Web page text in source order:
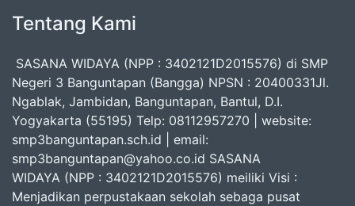
Tentang Kami
SASANA WIDAYA (NPP : 3402121D2015576) di SMP
Negeri 3 Banguntapan (Bangga) NPSN : 20400331Jl.
Ngablak, Jambidan, Banguntapan, Bantul, D.I.
Yogyakarta (55195) Telp: 08112957270 | website:
smp3banguntapan.sch.id | email:
smp3banguntapan@yahoo.co.id SASANA
WIDAYA (NPP : 3402121D2015576) meiliki Visi :
Menjadikan perpustakaan sekolah sebaga pusat